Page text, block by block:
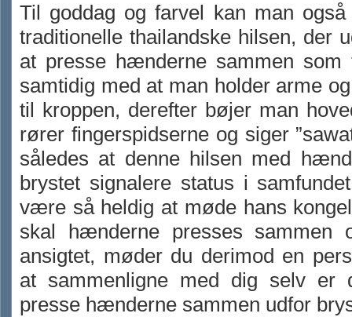
Til goddag og farvel kan man også
traditionelle thailandske hilsen, der
at presse hænderne sammen
samtidig med at man holder arme
til kroppen, derefter bøjer man
rører fingerspidserne og siger
således at denne hilsen med
brystet signalere status i
være så heldig at møde hans
skal hænderne presses sammen
ansigtet, møder du derimod en
at sammenligne med dig selv er
presse hænderne sammen udfor